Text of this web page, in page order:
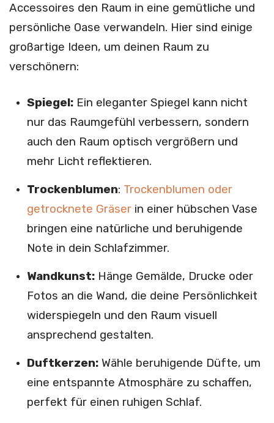
Accessoires den Raum in eine gemütliche und
persönliche Oase verwandeln. Hier sind einige
großartige Ideen, um deinen Raum zu
verschönern:
Spiegel:Ein eleganter Spiegel kann nicht
nur das Raumgefühl verbessern, sondern
auch den Raum optisch vergrößern und
mehr Licht reflektieren.
Trockenblumen: Trockenblumen oder
getrocknete Gräserin einer hübschen Vase
bringen eine natürliche und beruhigende
Note in dein Schlafzimmer.
Wandkunst:Hänge Gemälde, Drucke oder
Fotos an die Wand, die deine Persönlichkeit
widerspiegeln und den Raum visuell
ansprechend gestalten.
Duftkerzen:Wähle beruhigende Düfte, um
eine entspannte Atmosphäre zu schaffen,
perfekt für einen ruhigen Schlaf.